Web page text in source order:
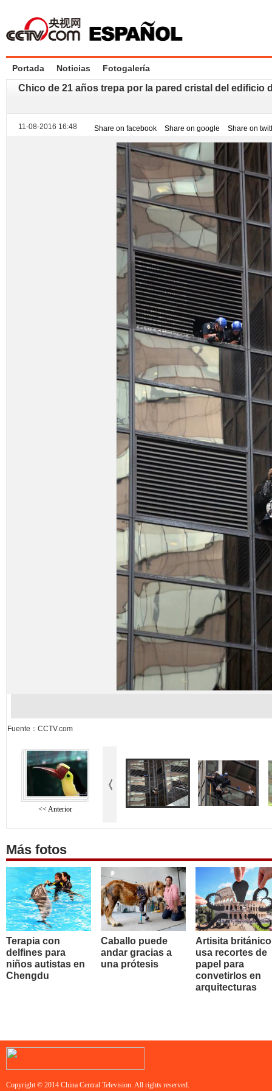
Portada Noticias Fotogalería
Chico de 21 años trepa por la pared cristal del edificio
11-08-2016 16:48 Share on facebook Share on google Share on
Fuente：CCTV.com
<< Anterior
Más fotos
Terapia con
delfines para
niños autistas en
Chengdu
Caballo puede
andar gracias a
una prótesis
Artisita británico
usa recortes de
papel para
convetirlos en
arquitecturas
Copyright © 2014 China Central Television. All rights reserved.